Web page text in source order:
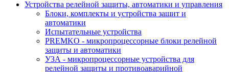
Устройства релейной защиты, автоматики и управления
Блоки, комплекты и устройства защит и
автоматики
Испытательные устройства
PREMKO - микропроцессорные блоки релейной
защиты и автоматики
УЗА - микропроцессорные устройства для
релейной защиты и противоаварийной